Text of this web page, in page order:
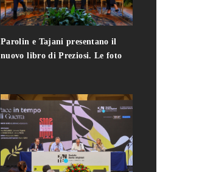
Parolin e Tajani presentano il
nuovo libro di Preziosi. Le foto